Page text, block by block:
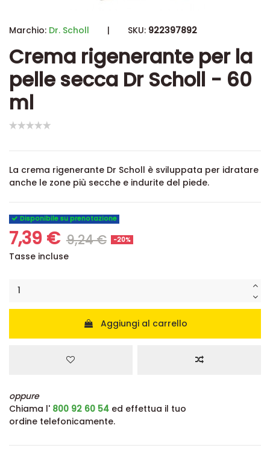
Marchio: Dr. Scholl | SKU: 922397892
Crema rigenerante per la
pelle secca Dr Scholl - 60
ml
La crema rigenerante Dr Scholl è sviluppata per idratare
anche le zone più secche e indurite del piede.
Disponibile su prenotazione
7,39 € 9,24 € -20%
Tasse incluse
Aggiungi al carrello
oppure
Chiama l' 800 92 60 54 ed effettua il tuo
ordine telefonicamente.